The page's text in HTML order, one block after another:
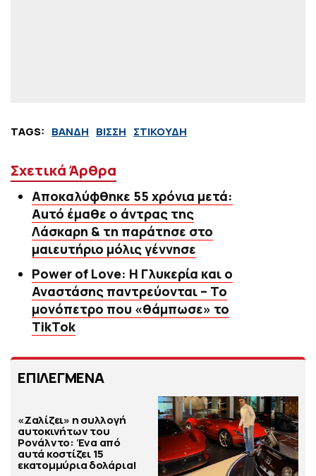
TAGS: ΒΑΝΔΗ ΒΙΣΣΗ ΣΤΙΚΟΥΔΗ
Σχετικά Άρθρα
Aπoκαλύφθηκε 55 χρόνια μετά:
Αuτό έμαθε ο άντρας της
Λάσκαρη & τη παράτησε στο
μαιευτήριο μόλις γέννησε
Power of Love: Η Γλυκερία και ο
Αναστάσης παντρεύονται – Το
μονόπετρο που «θάμπωσε» το
TikTok
ΕΠΙΛΕΓΜΕΝΑ
«Ζαλίζει» η συλλογή
αυτοκινήτων του
Ρονάλντο: Ένα από
αυτά κοστίζει 15
εκατομμύρια δολάρια!